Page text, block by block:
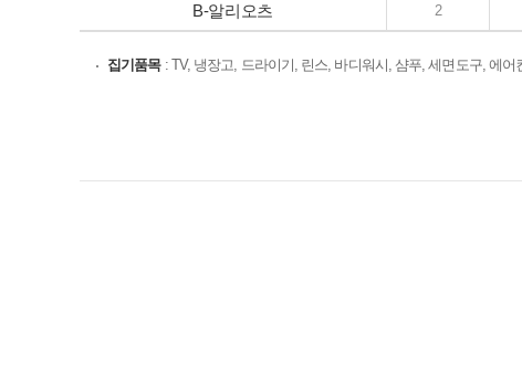
B-알리오츠 2
집기품목: TV, 냉장고, 드라이기, 린스, 바디워시, 샴푸, 세면도구, 에